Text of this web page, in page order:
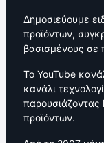
Δημοσιεύουμε
προϊόντων,
βασισμένους σε
Το YouTube
κανάλι
παρουσιάζοντας
προϊόντων.